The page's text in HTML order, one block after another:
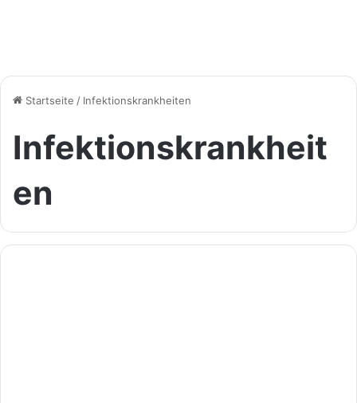
Startseite / Infektionskrankheiten
Infektionskrankheit
en